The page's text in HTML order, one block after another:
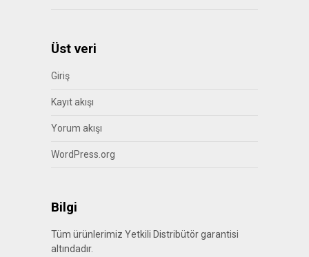
Üst veri
Giriş
Kayıt akışı
Yorum akışı
WordPress.org
Bilgi
Tüm ürünlerimiz Yetkili Distribütör garantisi
altındadır.